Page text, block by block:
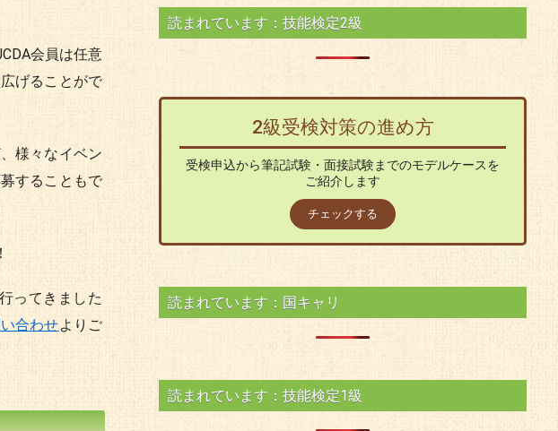
会員は任意
げることがで
様々なイベン
することもで
ってきました
合わせよりご
読まれています：技能検定2級
2級受検対策の進め方
受検申込から筆記試験・面接試験までのモデルケースを
ご紹介します
チェックする
読まれています：国キャリ
読まれています：技能検定1級